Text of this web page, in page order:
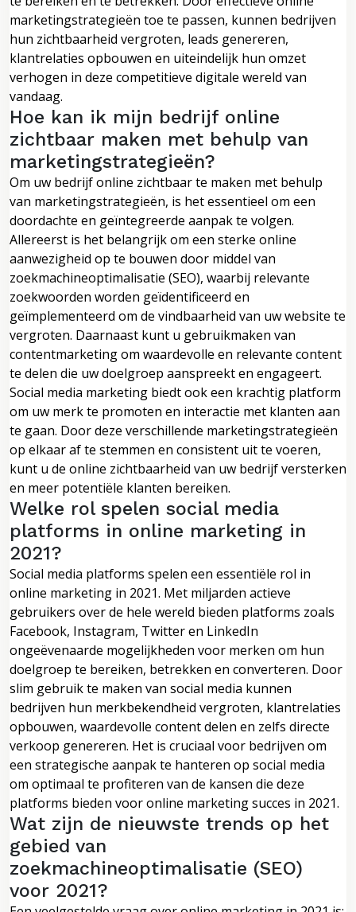
marketingstrategieën toe te passen, kunnen bedrijven
hun zichtbaarheid vergroten, leads genereren,
klantrelaties opbouwen en uiteindelijk hun omzet
verhogen in deze competitieve digitale wereld van
vandaag.
Hoe kan ik mijn bedrijf online
zichtbaar maken met behulp van
marketingstrategieën?
Om uw bedrijf online zichtbaar te maken met behulp
van marketingstrategieën, is het essentieel om een
doordachte en geïntegreerde aanpak te volgen.
Allereerst is het belangrijk om een sterke online
aanwezigheid op te bouwen door middel van
zoekmachineoptimalisatie (SEO), waarbij relevante
zoekwoorden worden geïdentificeerd en
geïmplementeerd om de vindbaarheid van uw website te
vergroten. Daarnaast kunt u gebruikmaken van
contentmarketing om waardevolle en relevante content
te delen die uw doelgroep aanspreekt en engageert.
Social media marketing biedt ook een krachtig platform
om uw merk te promoten en interactie met klanten aan
te gaan. Door deze verschillende marketingstrategieën
op elkaar af te stemmen en consistent uit te voeren,
kunt u de online zichtbaarheid van uw bedrijf versterken
en meer potentiële klanten bereiken.
Welke rol spelen social media
platforms in online marketing in
2021?
Social media platforms spelen een essentiële rol in
online marketing in 2021. Met miljarden actieve
gebruikers over de hele wereld bieden platforms zoals
Facebook, Instagram, Twitter en LinkedIn
ongeëvenaarde mogelijkheden voor merken om hun
doelgroep te bereiken, betrekken en converteren. Door
slim gebruik te maken van social media kunnen
bedrijven hun merkbekendheid vergroten, klantrelaties
opbouwen, waardevolle content delen en zelfs directe
verkoop genereren. Het is cruciaal voor bedrijven om
een strategische aanpak te hanteren op social media
om optimaal te profiteren van de kansen die deze
platforms bieden voor online marketing succes in 2021.
Wat zijn de nieuwste trends op het
gebied van
zoekmachineoptimalisatie (SEO)
voor 2021?